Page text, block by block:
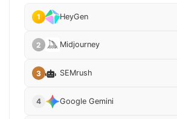
1 HeyGen
2 Midjourney
3 SEMrush
4 Google Gemini